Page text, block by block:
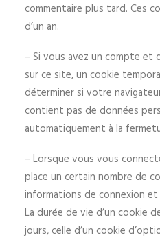
commentaire plus tard. Ces
d’un an.
– Si vous avez un compte et
sur ce site, un cookie
déterminer si votre
contient pas de données
automatiquement à la
– Lorsque vous vous
place un certain nombre de
informations de connexion et
La durée de vie d’un cookie
jours, celle d’un cookie